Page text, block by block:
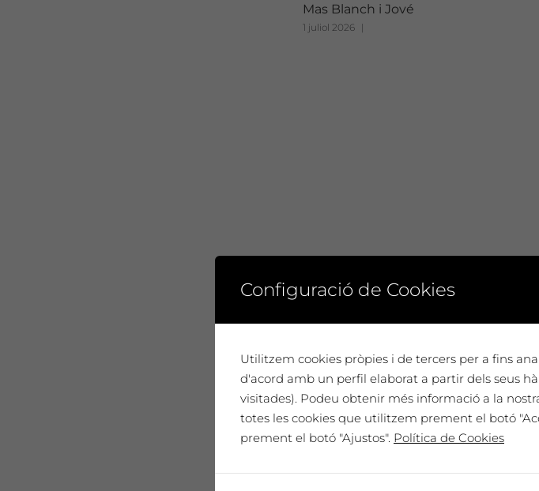
Mas Blanch i Jové
1 juliol 2026 |
Configuració de Cookies
Utilitzem cookies pròpies i de tercers per a fins
d'acord amb un perfil elaborat a partir dels seus
visitades). Podeu obtenir més informació a la
totes les cookies que utilitzem prement el botó
prement el botó "Ajustos". Política de Cookies